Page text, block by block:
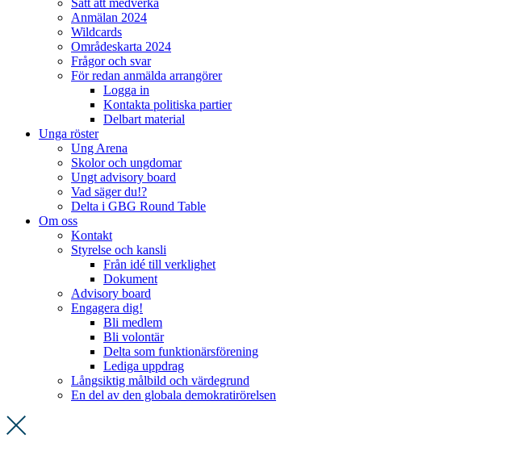
Sätt att medverka
Anmälan 2024
Wildcards
Områdeskarta 2024
Frågor och svar
För redan anmälda arrangörer
Logga in
Kontakta politiska partier
Delbart material
Unga röster
Ung Arena
Skolor och ungdomar
Ungt advisory board
Vad säger du!?
Delta i GBG Round Table
Om oss
Kontakt
Styrelse och kansli
Från idé till verklighet
Dokument
Advisory board
Engagera dig!
Bli medlem
Bli volontär
Delta som funktionärsförening
Lediga uppdrag
Långsiktig målbild och värdegrund
En del av den globala demokratirörelsen